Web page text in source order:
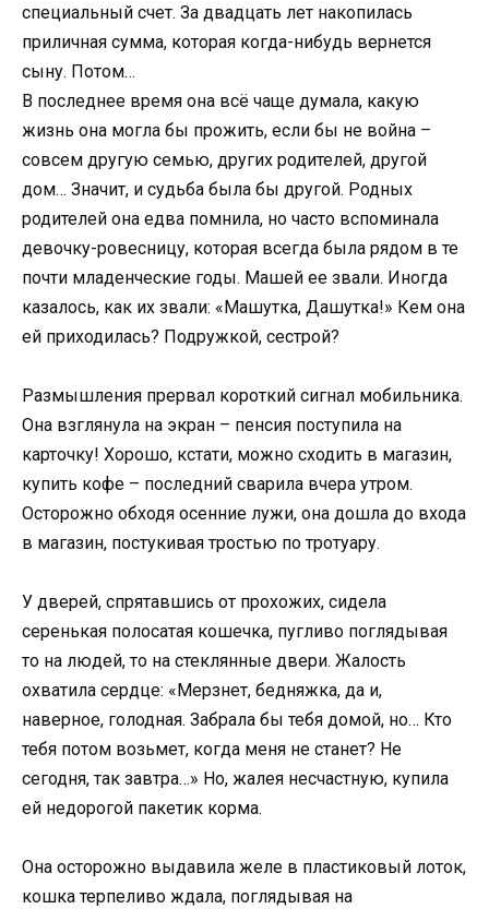
специальный счет. За двадцать лет накопилась
приличная сумма, которая когда-нибудь вернется
сыну. Потом…
В последнее время она всё чаще думала, какую
жизнь она могла бы прожить, если бы не война –
совсем другую семью, других родителей, другой
дом… Значит, и судьба была бы другой. Родных
родителей она едва помнила, но часто вспоминала
девочку-ровесницу, которая всегда была рядом в те
почти младенческие годы. Машей ее звали. Иногда
казалось, как их звали: «Машутка, Дашутка!» Кем она
ей приходилась? Подружкой, сестрой?
Размышления прервал короткий сигнал мобильника.
Она взглянула на экран – пенсия поступила на
карточку! Хорошо, кстати, можно сходить в магазин,
купить кофе – последний сварила вчера утром.
Осторожно обходя осенние лужи, она дошла до входа
в магазин, постукивая тростью по тротуару.
У дверей, спрятавшись от прохожих, сидела
серенькая полосатая кошечка, пугливо поглядывая
то на людей, то на стеклянные двери. Жалость
охватила сердце: «Мерзнет, бедняжка, да и,
наверное, голодная. Забрала бы тебя домой, но… Кто
тебя потом возьмет, когда меня не станет? Не
сегодня, так завтра…» Но, жалея несчастную, купила
ей недорогой пакетик корма.
Она осторожно выдавила желе в пластиковый лоток,
кошка терпеливо ждала, поглядывая на